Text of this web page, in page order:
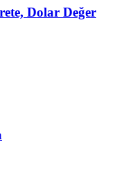
Dolar Değer